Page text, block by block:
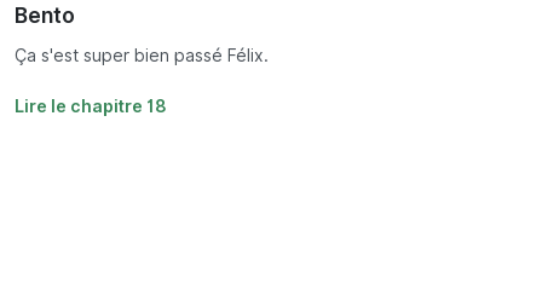
Bento
Ça s'est super bien passé Félix.
Lire le chapitre 18